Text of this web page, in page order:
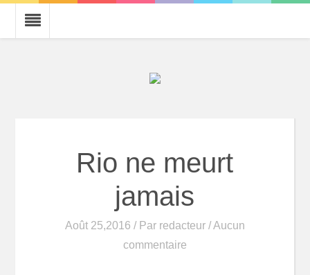
Rio ne meurt
jamais
Août 25,2016 / Par redacteur/ Aucun
commentaire